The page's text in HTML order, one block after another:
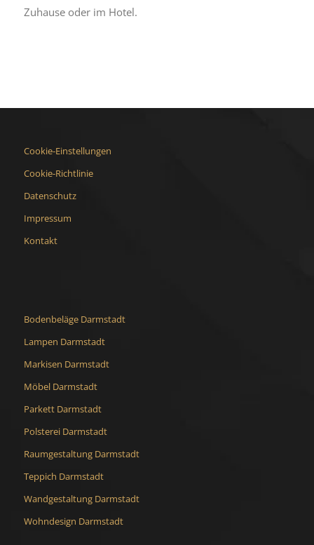
Zuhause oder im Hotel.
Cookie-Einstellungen
Cookie-Richtlinie
Datenschutz
Impressum
Kontakt
Bodenbeläge Darmstadt
Lampen Darmstadt
Markisen Darmstadt
Möbel Darmstadt
Parkett Darmstadt
Polsterei Darmstadt
Raumgestaltung Darmstadt
Teppich Darmstadt
Wandgestaltung Darmstadt
Wohndesign Darmstadt